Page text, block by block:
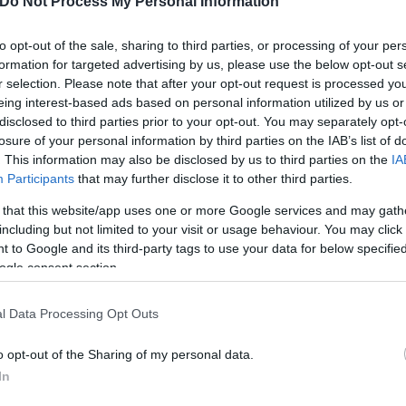
opt-out of the sale, sharing to third parties, or processing of your
for targeted advertising by us, please use the below opt-out
selection. Please note that after your opt-out request is processed
interest-based ads based on personal information utilized by us
to third parties prior to your opt-out. You may separately
of your personal information by third parties on the IAB’s list of
This information may also be disclosed by us to third parties on the
Participants that may further disclose it to other third parties.
that this website/app uses one or more Google services and may
but not limited to your visit or usage behaviour. You may
to Google and its third-party tags to use your data for below
consent section.
Data Processing Opt Outs
opt-out of the Sharing of my personal data.
είδη ζώων, φυτών και μυκήτων και τα
εξαφάνιση
28% των ειδών που έχει αξιολογήσει η IUCN.
21,5%, στο σύνολο των ειδών που
που αξιολογήθηκαν, δηλαδή, απειλείται με